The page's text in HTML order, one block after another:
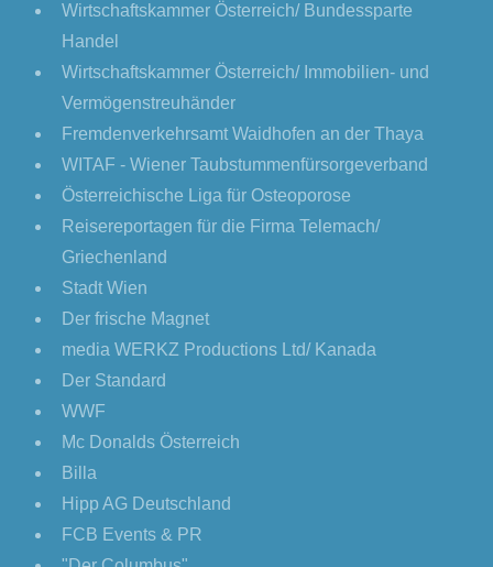
Wirtschaftskammer Österreich/ Bundessparte
Handel
Wirtschaftskammer Österreich/ Immobilien- und
Vermögenstreuhänder
Fremdenverkehrsamt Waidhofen an der Thaya
WITAF - Wiener Taubstummenfürsorgeverband
Österreichische Liga für Osteoporose
Reisereportagen für die Firma Telemach/
Griechenland
Stadt Wien
Der frische Magnet
media WERKZ Productions Ltd/ Kanada
Der Standard
WWF
Mc Donalds Österreich
Billa
Hipp AG Deutschland
FCB Events & PR